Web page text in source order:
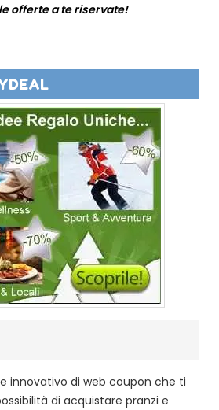
offerte a te riservate!
innovativo di web coupon che ti
di acquistare pranzi e